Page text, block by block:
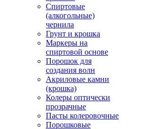
Спиртовые
(алкогольные)
чернила
Грунт и крошка
Маркеры на
спиртовой основе
Порошок для
создания волн
Акриловые камни
(крошка)
Колеры оптически
прозрачные
Пасты колеровочные
Порошковые